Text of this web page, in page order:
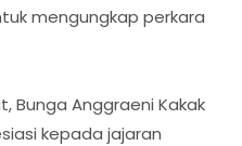
mengungkap perkara
Bunga Anggraeni Kakak
kepada jajaran